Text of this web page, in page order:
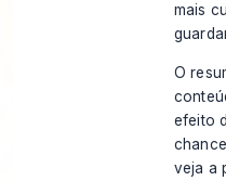
mais
O
efeito
veja a